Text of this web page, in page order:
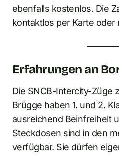
ebenfalls kostenlos. Die
kontaktlos per Karte oder
Erfahrungen an
Die SNCB-Intercity-Züge
Brügge haben 1. und 2.
ausreichend Beinfreiheit
Steckdosen sind in den
verfügbar. Sie dürfen